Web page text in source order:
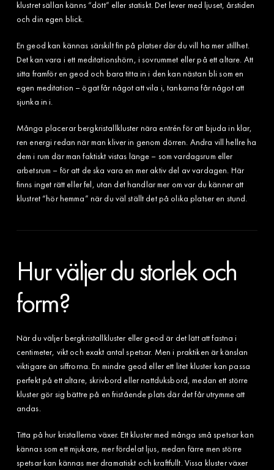
klustret sällan känns “dött” eller statiskt. Det lever med ljuset, årstiden
och din egen blick.
En geod kan kännas särskilt fin på platser där du vill ha mer stillhet.
Det kan vara i ett meditationshörn, i sovrummet eller på ett altare. Att
sitta framför en geod och bara titta in i den kan nästan bli som en
egen meditation – ögat får något att vila i, tankarna får något att
sjunka in i.
Många placerar bergkristallkluster nära entrén för att bjuda in klar,
ren energi redan när man kliver in genom dörren. Andra vill hellre ha
dem i rum där man faktiskt vistas länge – som vardagsrum eller
arbetsrum – för att de ska vara en mer aktiv del av vardagen. Här
finns inget rätt eller fel, utan det handlar mer om var du känner att
klustret “hör hemma” när du väl ställt det på olika platser en stund.
Hur väljer du storlek och
form?
När du väljer bergkristallkluster eller geod är det lätt att fastna i
centimeter, vikt och exakt antal spetsar. Men i praktiken är känslan
viktigare än siffrorna. En mindre geod eller ett litet kluster kan passa
perfekt på ett altare, skrivbord eller nattduksbord, medan ett större
kluster gör sig bättre på en fristående plats där det får utrymme att
andas.
Titta på hur kristallerna växer. Ett kluster med många små spetsar kan
kännas som ett mjukare, mer fördelat ljus, medan färre men större
spetsar kan kännas mer dramatiskt och kraftfullt. Vissa kluster växer